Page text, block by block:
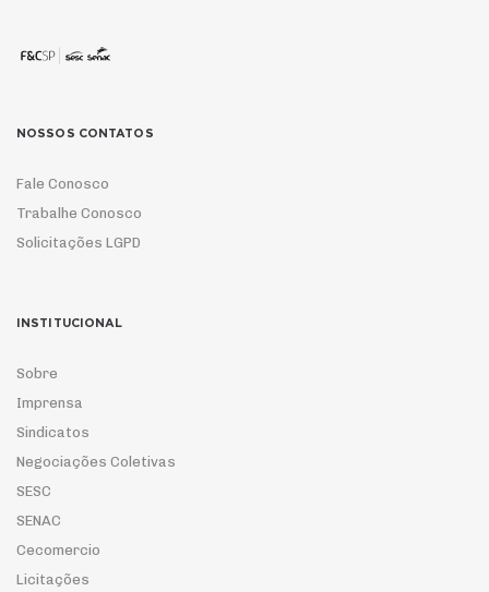
NOSSOS CONTATOS
Fale Conosco
Trabalhe Conosco
Solicitações LGPD
INSTITUCIONAL
Sobre
Imprensa
Sindicatos
Negociações Coletivas
SESC
SENAC
Cecomercio
Licitações